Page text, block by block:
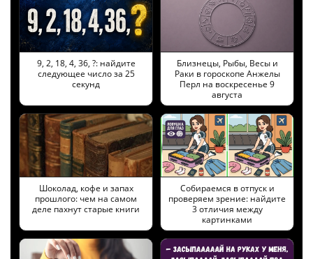
9, 2, 18, 4, 36, ?: найдите
следующее число за 25
секунд
Близнецы, Рыбы, Весы и
Раки в гороскопе Анжелы
Перл на воскресенье 9
августа
Шоколад, кофе и запах
прошлого: чем на самом
деле пахнут старые книги
Собираемся в отпуск и
проверяем зрение: найдите
3 отличия между
картинками